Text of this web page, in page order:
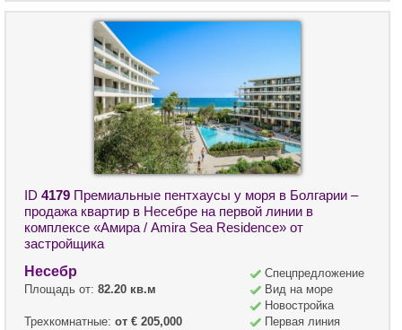
ID 4179 Премиальные пентхаусы у моря в Болгарии –
продажа квартир в Несебре на первой линии в
комплексе «Амира / Amira Sea Residence» от
застройщика
Несебр
Площадь от: 82.20 кв.м
Трехкомнатные: от € 205,000
Спецпредложение
Вид на море
Новостройка
Первая линия